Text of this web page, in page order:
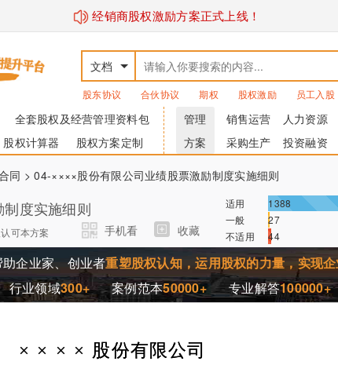
经销商股权激励方案正式上线！
文档
股东协议 合伙协议 期权 股权激励 员工入股
全套股权及经营管理资料包
股权计算器 股权方案定制
管理
方案
销售运营 人力资源
采购生产
投资融资
同 > 04-××××股份有限公司业绩股票激励制度实施细则
度实施细则
认可本方案 手机看 收藏
适用 1388
一般
27
不适用
44
企业家、创业者重塑股权认知，运用股权的力量，实现
行业领域300+ 案例范本50000+ 专业解答100000+